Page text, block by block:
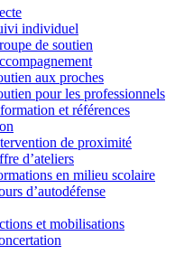
individuel
de soutien
aux proches
pour les professionnels
et références
de proximité
d’ateliers
en milieu scolaire
d’autodéfense
et mobilisations